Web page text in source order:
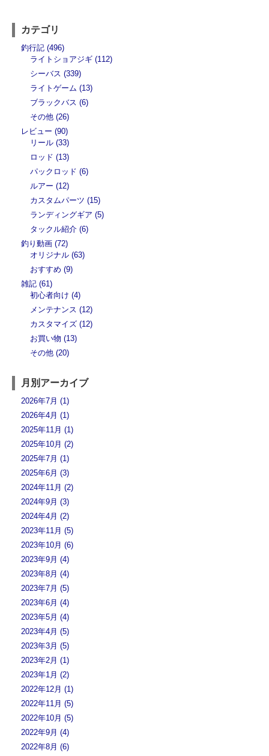
カテゴリ
釣行記 (496)
ライトショアジギ (112)
シーバス (339)
ライトゲーム (13)
ブラックバス (6)
その他 (26)
レビュー (90)
リール (33)
ロッド (13)
パックロッド (6)
ルアー (12)
カスタムパーツ (15)
ランディングギア (5)
タックル紹介 (6)
釣り動画 (72)
オリジナル (63)
おすすめ (9)
雑記 (61)
初心者向け (4)
メンテナンス (12)
カスタマイズ (12)
お買い物 (13)
その他 (20)
月別アーカイブ
2026年7月 (1)
2026年4月 (1)
2025年11月 (1)
2025年10月 (2)
2025年7月 (1)
2025年6月 (3)
2024年11月 (2)
2024年9月 (3)
2024年4月 (2)
2023年11月 (5)
2023年10月 (6)
2023年9月 (4)
2023年8月 (4)
2023年7月 (5)
2023年6月 (4)
2023年5月 (4)
2023年4月 (5)
2023年3月 (5)
2023年2月 (1)
2023年1月 (2)
2022年12月 (1)
2022年11月 (5)
2022年10月 (5)
2022年9月 (4)
2022年8月 (6)